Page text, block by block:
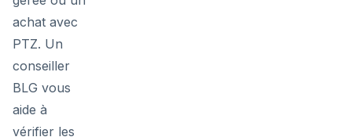
achat avec
PTZ. Un
conseiller
BLG vous
aide à
vérifier les